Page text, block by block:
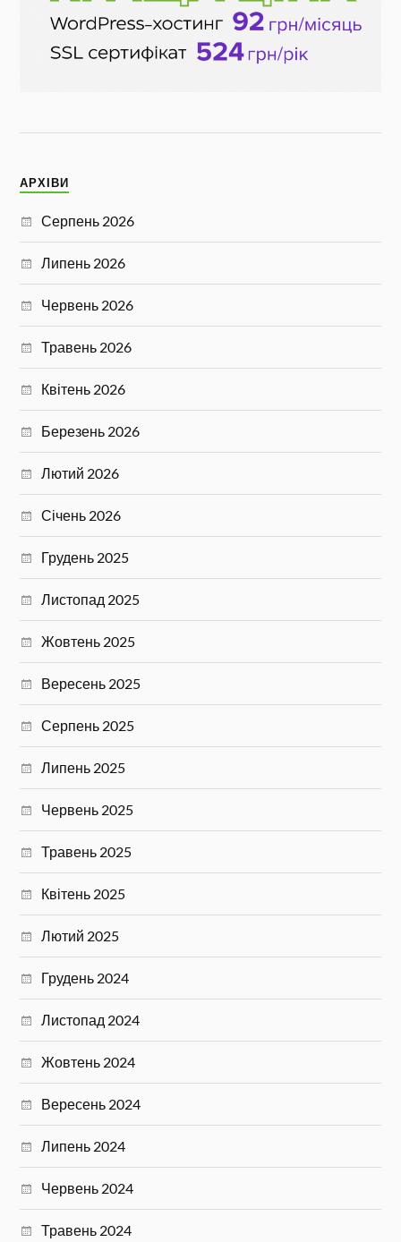
АРХІВИ
Серпень 2026
Липень 2026
Червень 2026
Травень 2026
Квітень 2026
Березень 2026
Лютий 2026
Січень 2026
Грудень 2025
Листопад 2025
Жовтень 2025
Вересень 2025
Серпень 2025
Липень 2025
Червень 2025
Травень 2025
Квітень 2025
Лютий 2025
Грудень 2024
Листопад 2024
Жовтень 2024
Вересень 2024
Липень 2024
Червень 2024
Травень 2024